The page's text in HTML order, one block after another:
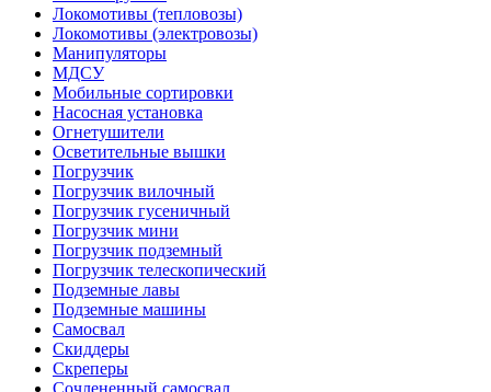
Локомотивы (тепловозы)
Локомотивы (электровозы)
Манипуляторы
МДСУ
Мобильные сортировки
Насосная установка
Огнетушители
Осветительные вышки
Погрузчик
Погрузчик вилочный
Погрузчик гусеничный
Погрузчик мини
Погрузчик подземный
Погрузчик телескопический
Подземные лавы
Подземные машины
Самосвал
Скиддеры
Скреперы